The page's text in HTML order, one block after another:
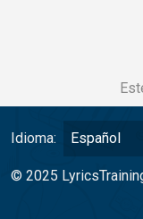
Idioma: Español
© 2025